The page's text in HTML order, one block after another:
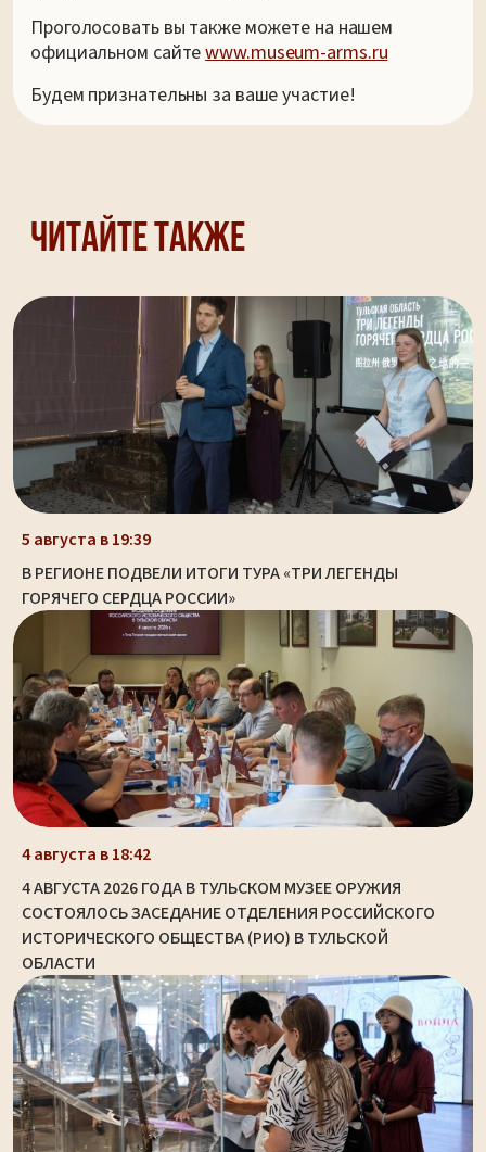
Проголосовать вы также можете на нашем
официальном сайтеwww.museum-arms.ru
Будем признательны за ваше участие!
Читайте также
5 августа в 19:39
В РЕГИОНЕ ПОДВЕЛИ ИТОГИ ТУРА «ТРИ ЛЕГЕНДЫ
ГОРЯЧЕГО СЕРДЦА РОССИИ»
4 августа в 18:42
4 АВГУСТА 2026 ГОДА В ТУЛЬСКОМ МУЗЕЕ ОРУЖИЯ
СОСТОЯЛОСЬ ЗАСЕДАНИЕ ОТДЕЛЕНИЯ РОССИЙСКОГО
ИСТОРИЧЕСКОГО ОБЩЕСТВА (РИО) В ТУЛЬСКОЙ
ОБЛАСТИ